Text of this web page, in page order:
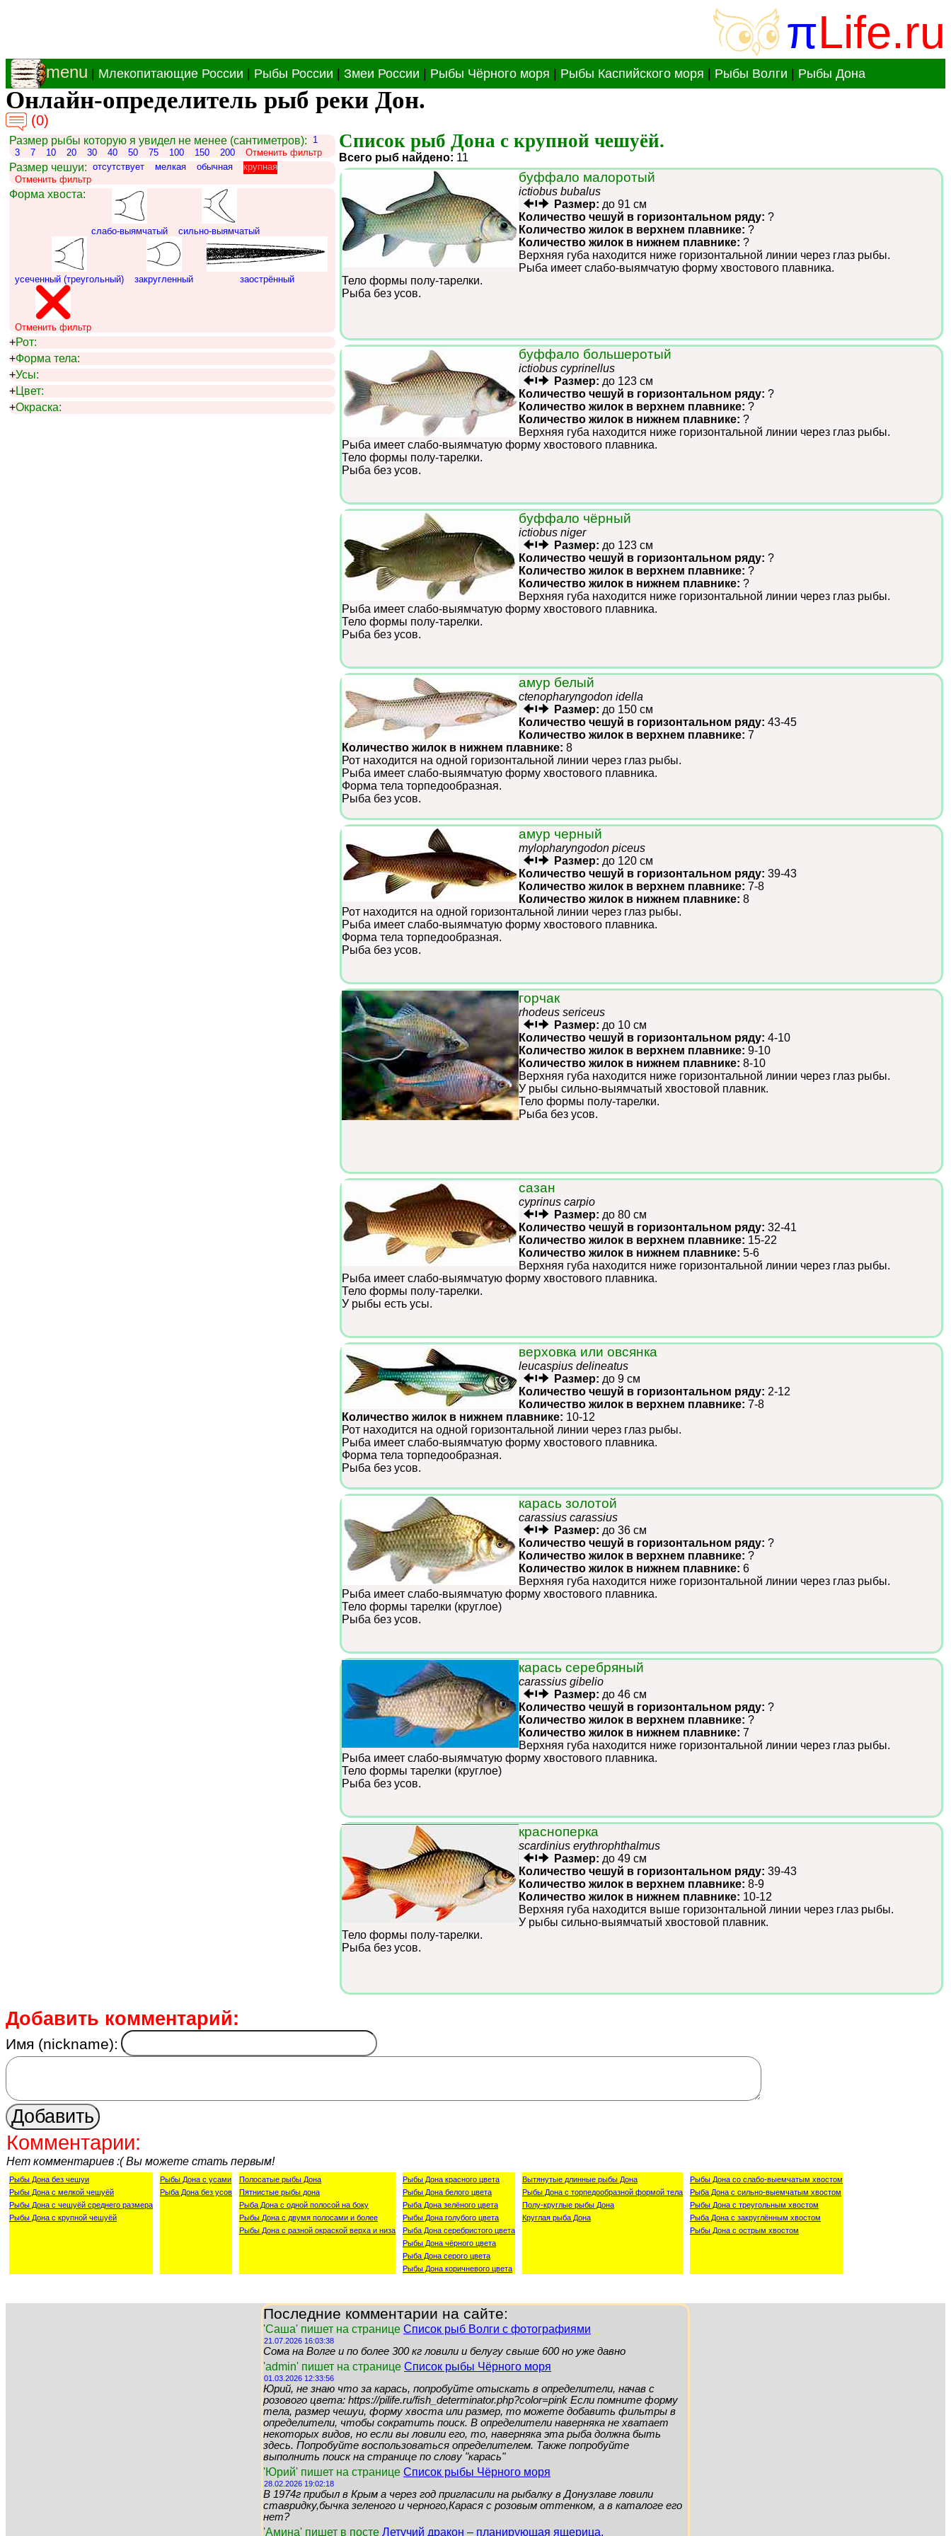
πLife.ru
menu Млекопитающие России Рыбы России Змеи России Рыбы Чёрного моря Рыбы Каспийского моря Рыбы Волги Рыбы Дона
Онлайн-определитель рыб реки Дон.
(0)
Размер рыбы которую я увидел не менее (сантиметров):
1
3
7 10 20 30 40 50 75 100 150 200 Отменить фильтр
Размер чешуи: отсутствует мелкая обычная
крупная
Отменить фильтр
Форма хвоста:
слабо-выямчатый сильно-выямчатый
усеченный (треугольный) закругленный заострённый
Отменить фильтр
+Рот:
+Форма тела:
+Усы:
+Цвет:
+Окраска:
Список рыб Дона с крупной чешуёй.
Всего рыб найдено: 11
буффало малоротый
ictiobus bubalus
Размер: до 91 см
Количество чешуй в горизонтальном ряду:?
Количество жилок в верхнем плавнике:?
Количество жилок в нижнем плавнике:?
Верхняя губа находится ниже горизонтальной линии через глаз рыбы.
Рыба имеет слабо-выямчатую форму хвостового плавника.
Тело формы полу-тарелки.
Рыба без усов.
буффало большеротый
ictiobus cyprinellus
Размер: до 123 см
Количество чешуй в горизонтальном ряду:?
Количество жилок в верхнем плавнике:?
Количество жилок в нижнем плавнике:?
Верхняя губа находится ниже горизонтальной линии через глаз рыбы.
Рыба имеет слабо-выямчатую форму хвостового плавника.
Тело формы полу-тарелки.
Рыба без усов.
буффало чёрный
ictiobus niger
Размер: до 123 см
Количество чешуй в горизонтальном ряду:?
Количество жилок в верхнем плавнике:?
Количество жилок в нижнем плавнике:?
Верхняя губа находится ниже горизонтальной линии через глаз рыбы.
Рыба имеет слабо-выямчатую форму хвостового плавника.
Тело формы полу-тарелки.
Рыба без усов.
амур белый
ctenopharyngodon idella
Размер: до 150 см
Количество чешуй в горизонтальном ряду:43-45
Количество жилок в верхнем плавнике:7
Количество жилок в нижнем плавнике:8
Рот находится на одной горизонтальной линии через глаз рыбы.
Рыба имеет слабо-выямчатую форму хвостового плавника.
Форма тела торпедообразная.
Рыба без усов.
амур черный
mylopharyngodon piceus
Размер: до 120 см
Количество чешуй в горизонтальном ряду:39-43
Количество жилок в верхнем плавнике:7-8
Количество жилок в нижнем плавнике:8
Рот находится на одной горизонтальной линии через глаз рыбы.
Рыба имеет слабо-выямчатую форму хвостового плавника.
Форма тела торпедообразная.
Рыба без усов.
горчак
rhodeus sericeus
Размер: до 10 см
Количество чешуй в горизонтальном ряду:4-10
Количество жилок в верхнем плавнике:9-10
Количество жилок в нижнем плавнике:8-10
Верхняя губа находится ниже горизонтальной линии через глаз рыбы.
У рыбы сильно-выямчатый хвостовой плавник.
Тело формы полу-тарелки.
Рыба без усов.
сазан
cyprinus carpio
Размер: до 80 см
Количество чешуй в горизонтальном ряду:32-41
Количество жилок в верхнем плавнике: 15-22
Количество жилок в нижнем плавнике:5-6
Верхняя губа находится ниже горизонтальной линии через глаз рыбы.
Рыба имеет слабо-выямчатую форму хвостового плавника.
Тело формы полу-тарелки.
У рыбы есть усы.
верховка или овсянка
leucaspius delineatus
Размер: до 9 см
Количество чешуй в горизонтальном ряду: 2-12
Количество жилок в верхнем плавнике:7-8
Количество жилок в нижнем плавнике: 10-12
Рот находится на одной горизонтальной линии через глаз рыбы.
Рыба имеет слабо-выямчатую форму хвостового плавника.
Форма тела торпедообразная.
Рыба без усов.
карась золотой
carassius carassius
Размер: до 36 см
Количество чешуй в горизонтальном ряду:?
Количество жилок в верхнем плавнике:?
Количество жилок в нижнем плавнике:6
Верхняя губа находится ниже горизонтальной линии через глаз рыбы.
Рыба имеет слабо-выямчатую форму хвостового плавника.
Тело формы тарелки (круглое)
Рыба без усов.
карась серебряный
carassius gibelio
Размер: до 46 см
Количество чешуй в горизонтальном ряду:?
Количество жилок в верхнем плавнике:?
Количество жилок в нижнем плавнике:7
Верхняя губа находится ниже горизонтальной линии через глаз рыбы.
Рыба имеет слабо-выямчатую форму хвостового плавника.
Тело формы тарелки (круглое)
Рыба без усов.
красноперка
scardinius erythrophthalmus
Размер: до 49 см
Количество чешуй в горизонтальном ряду:39-43
Количество жилок в верхнем плавнике:8-9
Количество жилок в нижнем плавнике: 10-12
Верхняя губа находится выше горизонтальной линии через глаз рыбы.
У рыбы сильно-выямчатый хвостовой плавник.
Тело формы полу-тарелки.
Рыба без усов.
Добавить комментарий:
Имя (nickname):
Комментарии:
Нет комментариев :( Вы можете стать первым!
Рыбы Дона без чешуи
Рыбы Дона с мелкой чешуёй
Рыбы Дона с чешуёй среднего размера
Рыбы Дона с крупной чешуёй
Рыбы Дона с усами
Рыба Дона без усов
Полосатые рыбы Дона
Пятнистые рыбы дона
Рыба Дона с одной полосой на боку
Рыбы Дона с двумя полосами и более
Рыбы Дона с разной окраской верха и низа
Рыбы Дона красного цвета
Рыбы Дона белого цвета
Рыба Дона зелёного цвета
Рыбы Дона голубого цвета
Рыба Дона серебристого цвета
Рыбы Дона чёрного цвета
Рыба Дона серого цвета
Рыбы Дона коричневого цвета
Вытянутые длинные рыбы Дона
Рыбы Дона с торпедообразной формой тела
Полу-круглые рыбы Дона
Круглая рыба Дона
Рыбы Дона со слабо-выемчатым хвостом
Рыба Дона с сильно-выемчатым хвостом
Рыбы Дона с треугольным хвостом
Рыба Дона с закруглённым хвостом
Рыбы Дона с острым хвостом
Последние комментарии на сайте:
'Саша' пишет на странице Список рыб Волги с фотографиями
21.07.2026 16:03:38
Сома на Волге и по более 300 кг ловили и белугу свыше 600 но уже давно
'admin' пишет на странице Список рыбы Чёрного моря
01.03.2026 12:33:56
Юрий, не знаю что за карась, попробуйте отыскать в определители, начав с
розового цвета: https://pilife.ru/fish_determinator.php?color=pink Если помните форму
тела, размер чешуи, форму хвоста или размер, то можете добавить фильтры в
определители, чтобы сократить поиск. В определители наверняка не хватает
некоторых видов, но если вы ловили его, то, наверняка эта рыба должна быть
здесь. Попробуйте воспользоваться определителем. Также попробуйте
выполнить поиск на странице по слову "карась"
'Юрий' пишет на странице Список рыбы Чёрного моря
28.02.2026 19:02:18
В 1974г прибыл в Крым а через год пригласили на рыбалку в Донузлаве ловили
ставридку,бычка зеленого и черного,Карася с розовым оттенком, а в каталоге его
нет?
'Амина' пишет в посте Летучий дракон – планирующая ящерица.